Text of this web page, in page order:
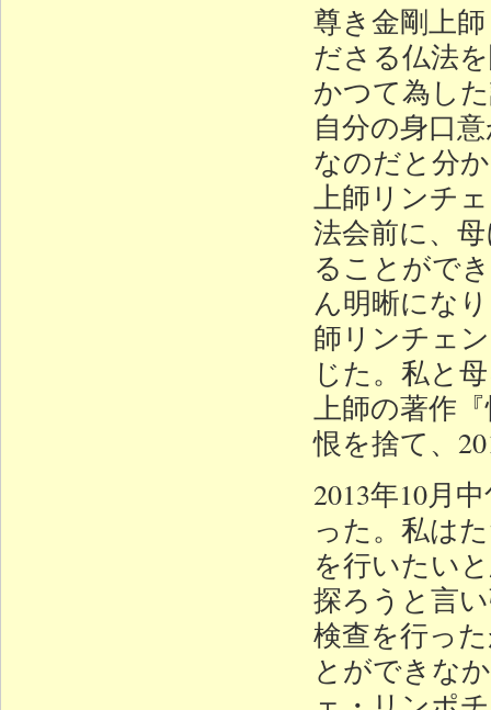
尊き金剛上
ださる仏法
かつて為し
自分の身口
なのだと分
上師リンチ
法会前に、
ることがで
ん明晰にな
師リンチェ
じた。私と
上師の著作
恨を捨て、
2013年10月
った。私は
を行いたい
探ろうと言
検查を行っ
とができな